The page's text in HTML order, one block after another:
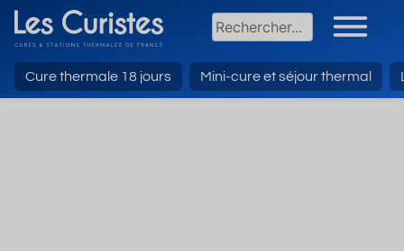
Cure thermale 18 jours Mini-cure et séjour thermal